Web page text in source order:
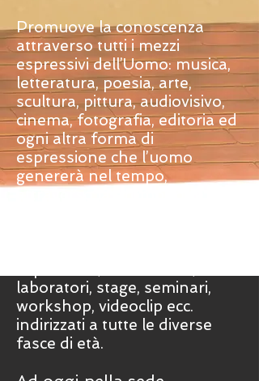
Promuove la conoscenza
attraverso tutti i mezzi
espressivi dell’Uomo: musica,
letteratura, poesia, arte,
scultura, pittura, audiovisivo,
cinema, fotografia, editoria ed
ogni altra forma di
espressione che l’uomo
genererà nel tempo,
laboratori, stage, seminari,
workshop, videoclip ecc.
indirizzati a tutte le diverse
fasce di età.